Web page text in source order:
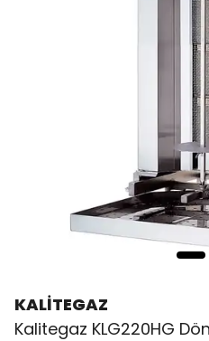
KALİTEGAZ
Kalitegaz KLG220HG